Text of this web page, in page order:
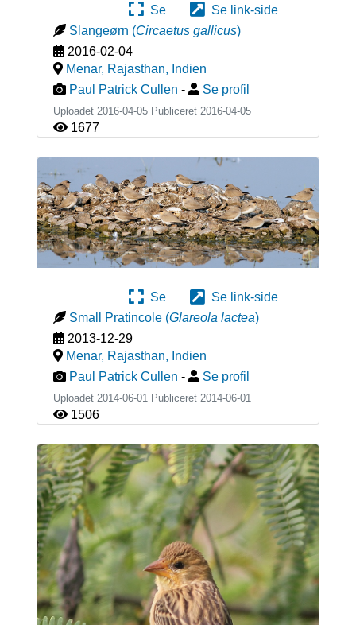
Se
Se link-side
Slangeørn (Circaetus gallicus)
2016-02-04
Menar, Rajasthan, Indien
Paul Patrick Cullen - Se profil
Uploadet 2016-04-05 Publiceret 2016-04-05
1677
Se
Se link-side
Small Pratincole (Glareola lactea)
2013-12-29
Menar, Rajasthan, Indien
Paul Patrick Cullen - Se profil
Uploadet 2014-06-01 Publiceret 2014-06-01
1506